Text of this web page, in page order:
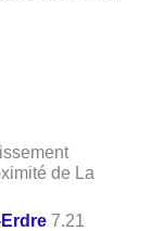
de La
7.21